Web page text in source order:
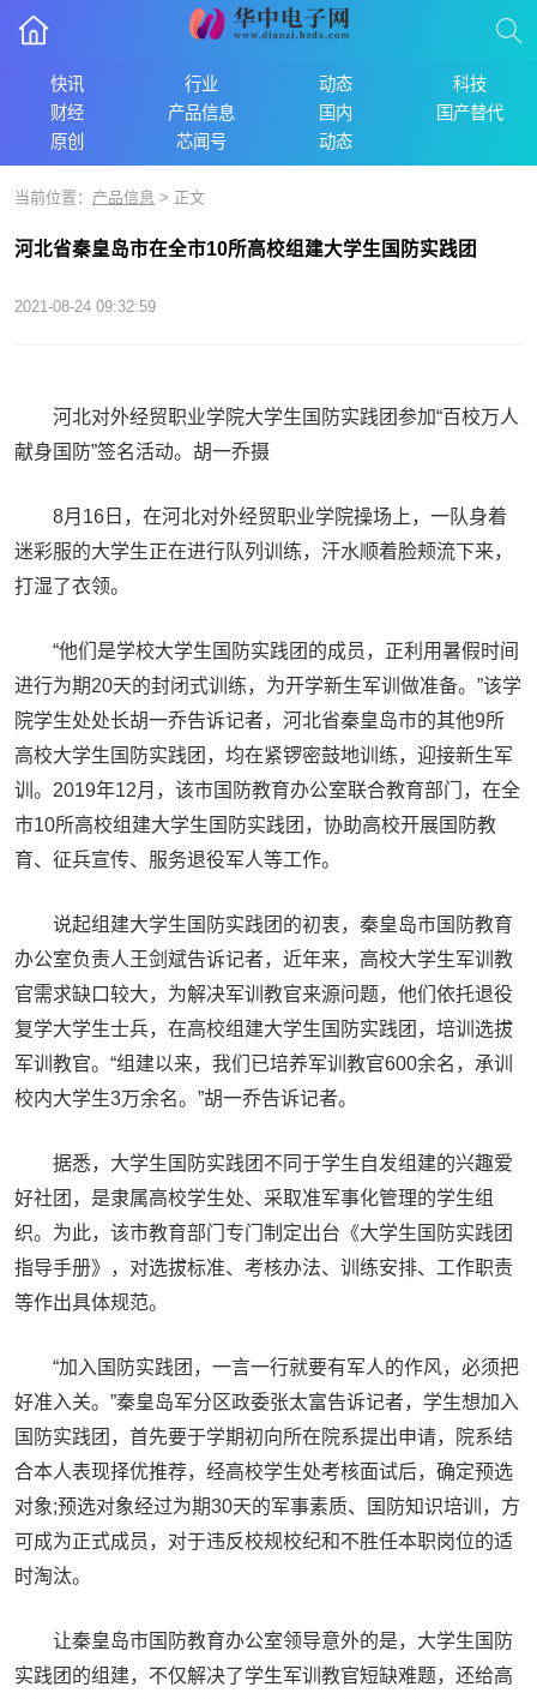
快讯 行业 动态
科技
财经
产品信息 国内
国产替代
原创
芯闻号 动态
当前位置： 产品信息 > 正文
河北省秦皇岛市在全市10所高校组建大学生国防实践团
2021-08-24 09:32:59
河北对外经贸职业学院大学生国防实践团参加“百校万人
献身国防”签名活动。胡一乔摄
8月16日，在河北对外经贸职业学院操场上，一队身着
迷彩服的大学生正在进行队列训练，汗水顺着脸颊流下来，
打湿了衣领。
“他们是学校大学生国防实践团的成员，正利用暑假时间
进行为期20天的封闭式训练，为开学新生军训做准备。”该学
院学生处处长胡一乔告诉记者，河北省秦皇岛市的其他9所
高校大学生国防实践团，均在紧锣密鼓地训练，迎接新生军
训。2019年12月，该市国防教育办公室联合教育部门，在全
市10所高校组建大学生国防实践团，协助高校开展国防教
育、征兵宣传、服务退役军人等工作。
说起组建大学生国防实践团的初衷，秦皇岛市国防教育
办公室负责人王剑斌告诉记者，近年来，高校大学生军训教
官需求缺口较大，为解决军训教官来源问题，他们依托退役
复学大学生士兵，在高校组建大学生国防实践团，培训选拔
军训教官。“组建以来，我们已培养军训教官600余名，承训
校内大学生3万余名。”胡一乔告诉记者。
据悉，大学生国防实践团不同于学生自发组建的兴趣爱
好社团，是隶属高校学生处、采取准军事化管理的学生组
织。为此，该市教育部门专门制定出台《大学生国防实践团
指导手册》，对选拔标准、考核办法、训练安排、工作职责
等作出具体规范。
“加入国防实践团，一言一行就要有军人的作风，必须把
好准入关。”秦皇岛军分区政委张太富告诉记者，学生想加入
国防实践团，首先要于学期初向所在院系提出申请，院系结
合本人表现择优推荐，经高校学生处考核面试后，确定预选
对象;预选对象经过为期30天的军事素质、国防知识培训，方
可成为正式成员，对于违反校规校纪和不胜任本职岗位的适
时淘汰。
让秦皇岛市国防教育办公室领导意外的是，大学生国防
实践团的组建，不仅解决了学生军训教官短缺难题，还给高